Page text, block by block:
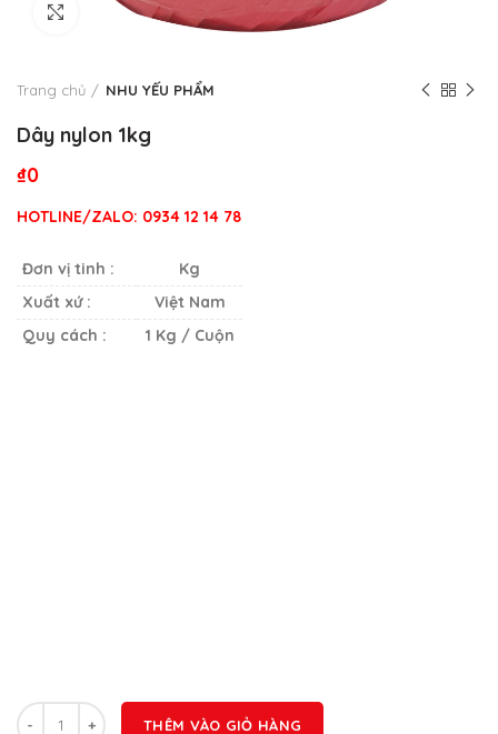
Click to enlarge
Trang chủ NHU YẾU PHẨM
Dây nylon 1kg
₫0
HOTLINE/ZALO: 0934 12 14 78
Đơn vị tinh :
Kg
Xuất xứ :
Việt Nam
Quy cách :
1 Kg / Cuộn
Số lượng
THÊM VÀO GIỎ HÀNG